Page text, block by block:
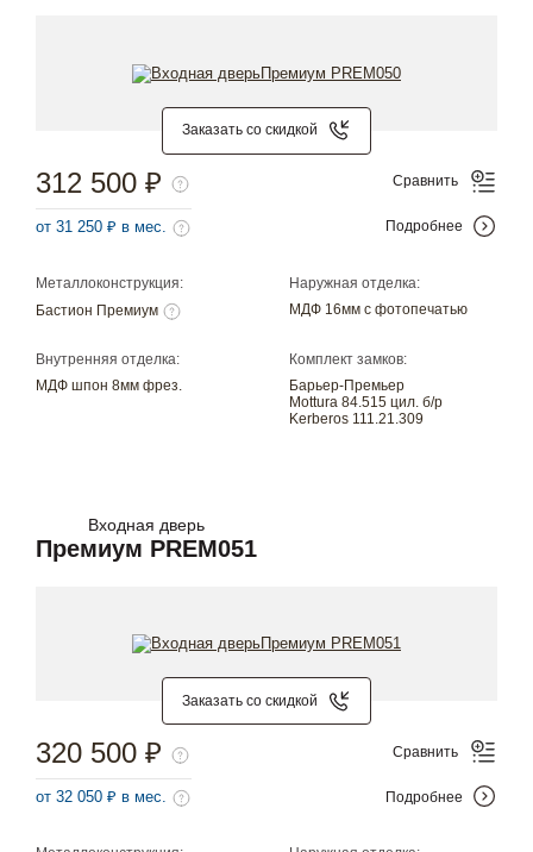
Заказать со скидкой
Металлоконструкция:
Бастион Премиум
Наружная отделка:
МДФ 16мм с фотопечатью
Внутренняя отделка:
МДФ шпон 8мм фрез.
Комплект замков:
Барьер-Премьер
Mottura 84.515 цил. б/р
Kerberos 111.21.309
312 500 ₽
от 31 250 ₽ в мес.
Сравнить
Подробнее
Входная дверь
Премиум PREM051
Заказать со скидкой
320 500 ₽
от 32 050 ₽ в мес.
Сравнить
Подробнее